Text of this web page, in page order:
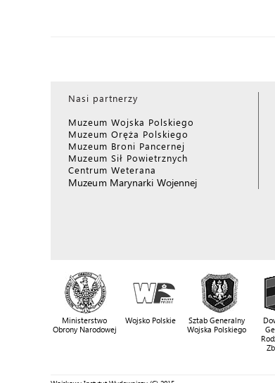
Nasi partnerzy
Muzeum Wojska Polskiego
Muzeum Oręża Polskiego
Muzeum Broni Pancernej
Muzeum Sił Powietrznych
Centrum Weterana
Muzeum Marynarki Wojennej
Ministerstwo
Obrony Narodowej
Wojsko Polskie
Sztab Generalny
Wojska Polskiego